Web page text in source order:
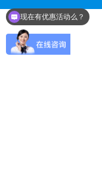
现在有优惠活动么？